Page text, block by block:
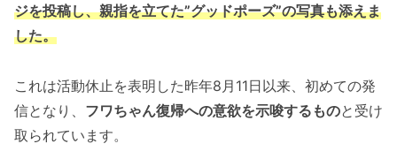
ジを投稿し、親指を立てた”グッドポーズ”の写真も添えま
した。
これは活動休止を表明した昨年8月11日以来、初めての発
信となり、 フワちゃん復帰への意欲を示唆するものと受け
取られています。